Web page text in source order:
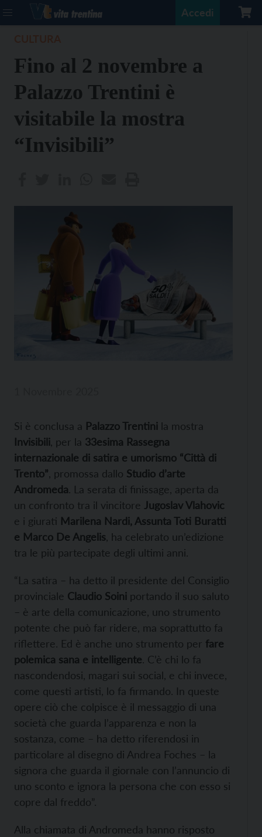
Accedi
Fino al 2 novembre a
Palazzo Trentini è
visitabile la mostra
“Invisibili”
​Si è conclusa a Palazzo Trentini la mostra
Invisibili , per la 33esima Rassegna
internazionale di satira e umorismo “Città di
Trento” , promossa dallo Studio d’arte
Andromeda. La serata di finissage, aperta da
un confronto tra il vincitore Jugoslav Vlahovic
e i giurati Marilena Nardi, Assunta Toti Buratti
e Marco De Angelis , ha celebrato un’edizione
tra le più partecipate degli ultimi anni.
“La satira – ha detto il presidente del Consiglio
provinciale Claudio Soini portando il suo saluto
– è arte della comunicazione, uno strumento
potente che può far ridere, ma soprattutto fa
riflettere. Ed è anche uno strumento per fare
polemica sana e intelligente. C’è chi lo fa
nascondendosi, magari sui social, e chi invece,
come questi artisti, lo fa firmando. In queste
opere ciò che colpisce è il messaggio di una
società che guarda l’apparenza e non la
sostanza, come – ha detto riferendosi in
particolare al disegno di Andrea Foches – la
signora che guarda il giornale con l’annuncio di
uno sconto e ignora la persona che con esso si
copre dal freddo”.
Alla chiamata di Andromeda hanno risposto